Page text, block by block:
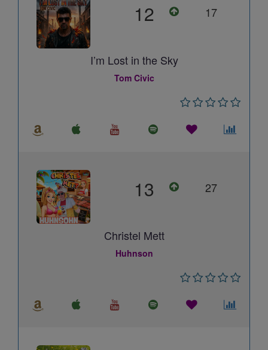
12 17
I’m Lost in the Sky
Tom Civic
13 27
Christel Mett
Huhnson